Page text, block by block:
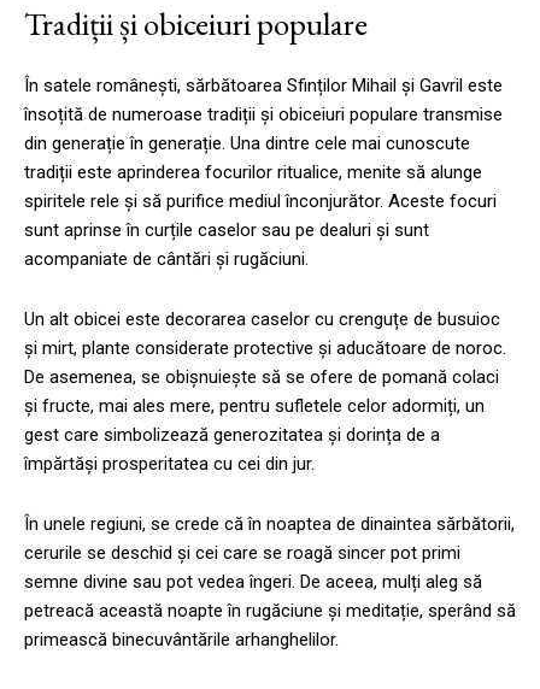
Tradiții și obiceiuri populare
În satele românești, sărbătoarea Sfinților Mihail și Gavril este
însoțită de numeroase tradiții și obiceiuri populare transmise
din generație în generație. Una dintre cele mai cunoscute
tradiții este aprinderea focurilor ritualice, menite să alunge
spiritele rele și să purifice mediul înconjurător. Aceste focuri
sunt aprinse în curțile caselor sau pe dealuri și sunt
acompaniate de cântări și rugăciuni.
Un alt obicei este decorarea caselor cu crenguțe de busuioc
și mirt, plante considerate protective și aducătoare de noroc.
De asemenea, se obișnuiește să se ofere de pomană colaci
și fructe, mai ales mere, pentru sufletele celor adormiți, un
gest care simbolizează generozitatea și dorința de a
împărtăși prosperitatea cu cei din jur.
În unele regiuni, se crede că în noaptea de dinaintea sărbătorii,
cerurile se deschid și cei care se roagă sincer pot primi
semne divine sau pot vedea îngeri. De aceea, mulți aleg să
petreacă această noapte în rugăciune și meditație, sperând să
primească binecuvântările arhanghelilor.